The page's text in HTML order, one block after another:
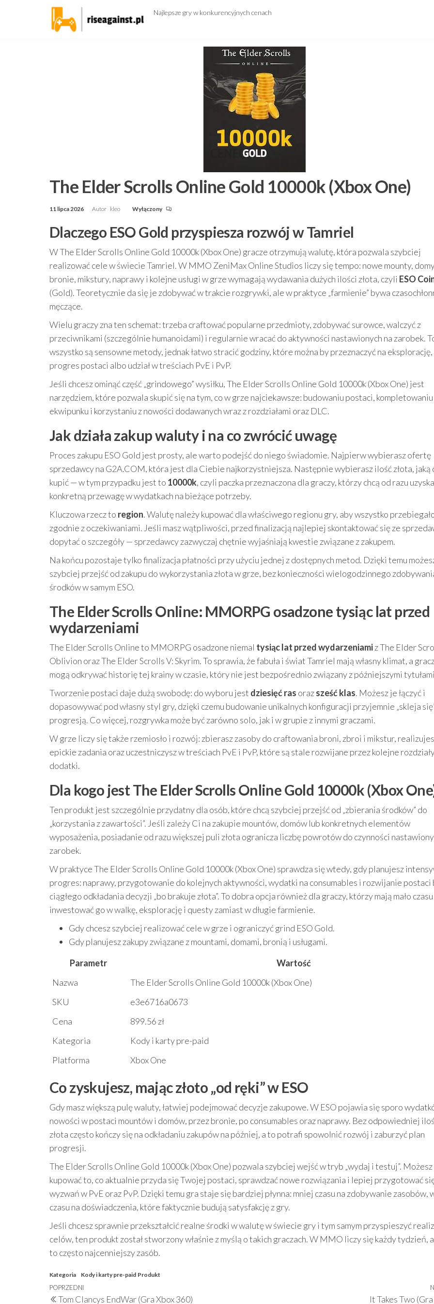
Najlepsze gry w konkurencyjnych cenach
The Elder Scrolls Online Gold 10000k (Xbox One)
11 lipca 2026 Autor kleo Wyłączony
Dlaczego ESO Gold przyspiesza rozwój w Tamriel
W The Elder Scrolls Online Gold 10000k (Xbox One) gracze otrzymują walutę, która pozwala szybciej
realizować cele w świecie Tamriel. W MMO ZeniMax Online Studios liczy się tempo: nowe mounty,
bronie, mikstury, naprawy i kolejne usługi w grze wymagają wydawania dużych ilości złota, czyli ESO
(Gold). Teoretycznie da się je zdobywać w trakcie rozgrywki, ale w praktyce „farmienie” bywa
męczące.
Wielu graczy zna ten schemat: trzeba craftować popularne przedmioty, zdobywać surowce, walczyć z
przeciwnikami (szczególnie humanoidami) i regularnie wracać do aktywności nastawionych na zarobek.
wszystko są sensowne metody, jednak łatwo stracić godziny, które można by przeznaczyć na eksplorację,
progres postaci albo udział w treściach PvE i PvP.
Jeśli chcesz ominąć część „grindowego” wysiłku, The Elder Scrolls Online Gold 10000k (Xbox One) jest
narzędziem, które pozwala skupić się na tym, co w grze najciekawsze: budowaniu postaci, kompletowaniu
ekwipunku i korzystaniu z nowości dodawanych wraz z rozdziałami oraz DLC.
Jak działa zakup waluty i na co zwrócić uwagę
Proces zakupu ESO Gold jest prosty, ale warto podejść do niego świadomie. Najpierw wybierasz ofertę
sprzedawcy na G2A.COM, która jest dla Ciebie najkorzystniejsza. Następnie wybierasz ilość złota, jaką
kupić — w tym przypadku jest to 10000k, czyli paczka przeznaczona dla graczy, którzy chcą od razu
konkretną przewagę w wydatkach na bieżące potrzeby.
Kluczowa rzecz to region. Walutę należy kupować dla właściwego regionu gry, aby wszystko
zgodnie z oczekiwaniami. Jeśli masz wątpliwości, przed finalizacją najlepiej skontaktować się ze
dopytać o szczegóły — sprzedawcy zazwyczaj chętnie wyjaśniają kwestie związane z zakupem.
Na końcu pozostaje tylko finalizacja płatności przy użyciu jednej z dostępnych metod. Dzięki temu
szybciej przejść od zakupu do wykorzystania złota w grze, bez konieczności wielogodzinnego
środków w samym ESO.
The Elder Scrolls Online: MMORPG osadzone tysiąc lat przed
wydarzeniami
The Elder Scrolls Online to MMORPG osadzone niemal tysiąc lat przed wydarzeniamiz The Elder
Oblivion oraz The Elder Scrolls V: Skyrim. To sprawia, że fabuła i świat Tamriel mają własny klimat, a
mogą odkrywać historię tej krainy w czasie, który nie jest bezpośrednio związany z późniejszymi
Tworzenie postaci daje dużą swobodę: do wyboru jest dziesięć ras orazsześć klas. Możesz je łączyć i
dopasowywać pod własny styl gry, dzięki czemu budowanie unikalnych konfiguracji przyjemnie „skleja
progresją. Co więcej, rozgrywka może być zarówno solo, jak i w grupie z innymi graczami.
W grze liczy się także rzemiosło i rozwój: zbierasz zasoby do craftowania broni, zbroi i mikstur,
epickie zadania oraz uczestniczysz w treściach PvE i PvP, które są stale rozwijane przez kolejne
dodatki.
Dla kogo jest The Elder Scrolls Online Gold 10000k (Xbox
Ten produkt jest szczególnie przydatny dla osób, które chcą szybciej przejść od „zbierania środków” do
„korzystania z zawartości”. Jeśli zależy Ci na zakupie mountów, domów lub konkretnych elementów
wyposażenia, posiadanie od razu większej puli złota ogranicza liczbę powrotów do czynności
zarobek.
W praktyce The Elder Scrolls Online Gold 10000k (Xbox One) sprawdza się wtedy, gdy planujesz
progres: naprawy, przygotowanie do kolejnych aktywności, wydatki na consumables i rozwijanie postaci
ciągłego odkładania decyzji „bo brakuje złota”. To dobra opcja również dla graczy, którzy mają mało
inwestować go w walkę, eksplorację i questy zamiast w długie farmienie.
Gdy chcesz szybciej realizować cele w grze i ograniczyć grind ESO Gold.
Gdy planujesz zakupy związane z mountami, domami, bronią i usługami.
Parametr
Wartość
Nazwa
The Elder Scrolls Online Gold 10000k (Xbox One)
SKU
e3e6716a0673
Cena
899.56 zł
Kategoria
Kody i karty pre-paid
Platforma
Xbox One
Co zyskujesz, mając złoto „od ręki” w ESO
Gdy masz większą pulę waluty, łatwiej podejmować decyzje zakupowe. W ESO pojawia się sporo
nowości w postaci mountów i domów, przez bronie, po consumables oraz naprawy. Bez odpowiedniej
złota często kończy się na odkładaniu zakupów na później, a to potrafi spowolnić rozwój i zaburzyć plan
progresji.
The Elder Scrolls Online Gold 10000k (Xbox One) pozwala szybciej wejść w tryb „wydaj i testuj”. Możesz
kupować to, co aktualnie przyda się Twojej postaci, sprawdzać nowe rozwiązania i lepiej przygotować
wyzwań w PvE oraz PvP. Dzięki temu gra staje się bardziej płynna: mniej czasu na zdobywanie zasobów,
czasu na doświadczenia, które faktycznie budują satysfakcję z gry.
Jeśli chcesz sprawnie przekształcić realne środki w walutę w świecie gry i tym samym przyspieszyć
celów, ten produkt został stworzony właśnie z myślą o takich graczach. W MMO liczy się każdy tydzień,
to często najcenniejszy zasób.
Kategoria Kody i karty pre-paid Produkt
Nawigacja
Poprzedni
POPRZEDNI
Tom Clancys EndWar (Gra Xbox 360) It Takes Two (Gra